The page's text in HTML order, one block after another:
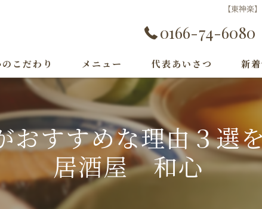
【東神
0166-74-6080
こだわり メニュー 代表あいさつ 新
おすすめな理由３選
居酒屋 和心